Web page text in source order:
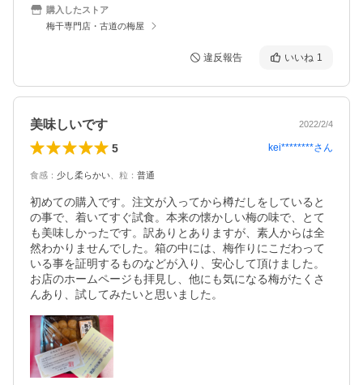
購入したストア
梅干専門店・古道の梅屋
違反報告 いいね 1
美味しいです 2022/2/4
5 kei********さん
食感 ： 少し柔らかい 粒 ： 普通
初めての購入です。注文が入ってから樽だしをしていると
の事で、着いてすぐ試食。本来の懐かしい梅の味で、とて
も美味しかったです。訳ありとありますが、素人からは全
然わかりませんでした。箱の中には、梅作りにこだわって
いる事を証明するものなどが入り、安心して頂けました。
お店のホームページも拝見し、他にも気になる梅がたくさ
んあり、試してみたいと思いました。